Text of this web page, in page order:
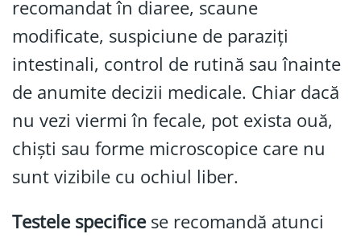
recomandat în diaree, scaune
modificate, suspiciune de paraziți
intestinali, control de rutină sau înainte
de anumite decizii medicale. Chiar dacă
nu vezi viermi în fecale, pot exista ouă,
chiști sau forme microscopice care nu
sunt vizibile cu ochiul liber.
Testele specificese recomandă atunci